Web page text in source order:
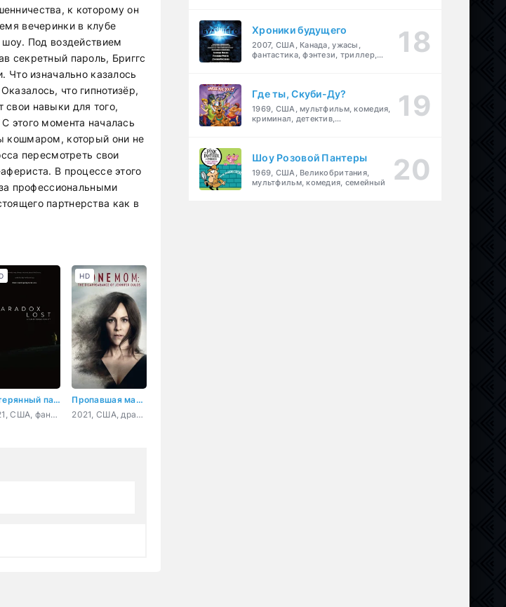
к которому он
вечеринки в клубе
шоу. Под воздействием
секретный пароль, Бриггс
Что изначально казалось
что гипнотизёр,
навыки для того,
этого момента началась
кошмаром, который они не
пересмотреть свои
В процессе этого
профессиональными
партнерства как в
Потерянный парадокс
2021, США, фантастика, комедия
Пропавшая мать: Исчезновение Дженнифер Дулос
2021, США, драма, криминал
HD
Хроники будущего
2007, США, Канада, ужасы,
фантастика, фэнтези, триллер,
Где ты, Скуби-Ду?
1969, США, мультфильм, комедия,
криминал, детектив,
Шоу Розовой Пантеры
1969, США, Великобритания,
мультфильм, комедия, семейный